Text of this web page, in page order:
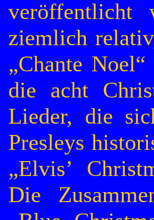
veröffentlicht
ziemlich
„Chante
die acht
Lieder, die
Presleys
„Elvis’
Die